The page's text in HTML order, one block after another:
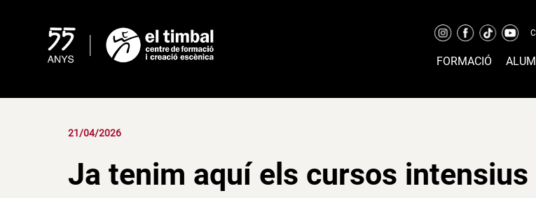
FORMACIÓ
21/04/2026
Ja tenim aquí els cursos intensius